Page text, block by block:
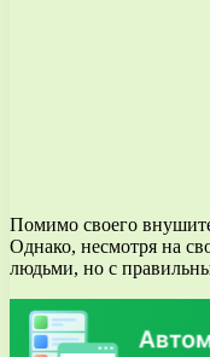
Помимо своего
Однако, несмотря на
людьми, но с